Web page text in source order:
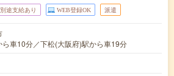
途支給あり WEB登録OK 派遣
ら車10分／下松(大阪府)駅から車19分